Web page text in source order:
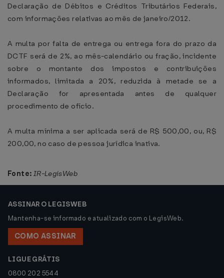
Declaração de Débitos e Créditos Tributários Federais,
com informações relativas ao mês de janeiro/2012.
A multa por falta de entrega ou entrega fora do prazo da
DCTF será de 2%, ao mês-calendário ou fração, incidente
sobre o montante dos impostos e contribuições
informados, limitada a 20%, reduzida à metade se a
Declaração for apresentada antes de qualquer
procedimento de ofício.
A multa mínima a ser aplicada será de R$ 500,00, ou, R$
200,00, no caso de pessoa jurídica inativa.
Fonte: IR-LegisWeb
ASSINAR O LEGISWEB
Mantenha-se informado e atualizado com o LegisWeb.
COMO ASSINAR
LIGUE GRÁTIS
0800 202 5544